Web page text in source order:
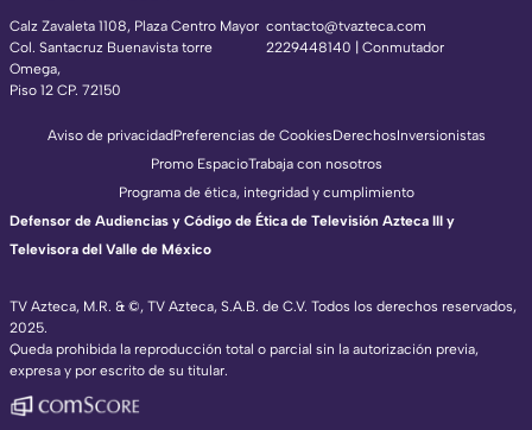
Calz Zavaleta 1108, Plaza Centro Mayor
Col. Santacruz Buenavista torre
Omega,
Piso 12 CP. 72150
contacto@tvazteca.com
2229448140 | Conmutador
TV Azteca, M.R. & ©, TV Azteca, S.A.B. de C.V. Todos los derechos reservados,
2025.
Queda prohibida la reproducción total o parcial sin la autorización previa,
expresa y por escrito de su titular.
Aviso de privacidadPreferencias de CookiesDerechosInversionistas
Promo EspacioTrabaja con nosotros
Programa de ética, integridad y cumplimiento
Defensor de Audiencias y Código de Ética de Televisión Azteca III y
Televisora del Valle de México